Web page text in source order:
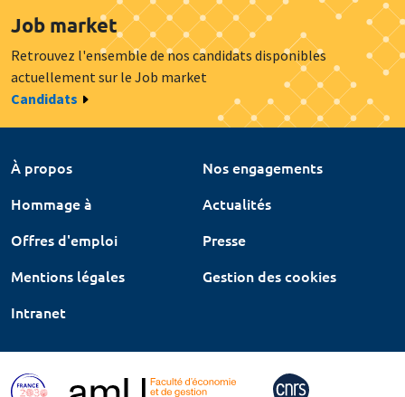
Job market
Retrouvez l'ensemble de nos candidats disponibles
actuellement sur le Job market
Candidats
À propos
Nos engagements
Hommage à
Actualités
Offres d'emploi
Presse
Mentions légales
Gestion des cookies
Intranet